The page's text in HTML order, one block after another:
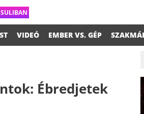
VIDEÓ EMBER VS. GÉP
Ébredjetek